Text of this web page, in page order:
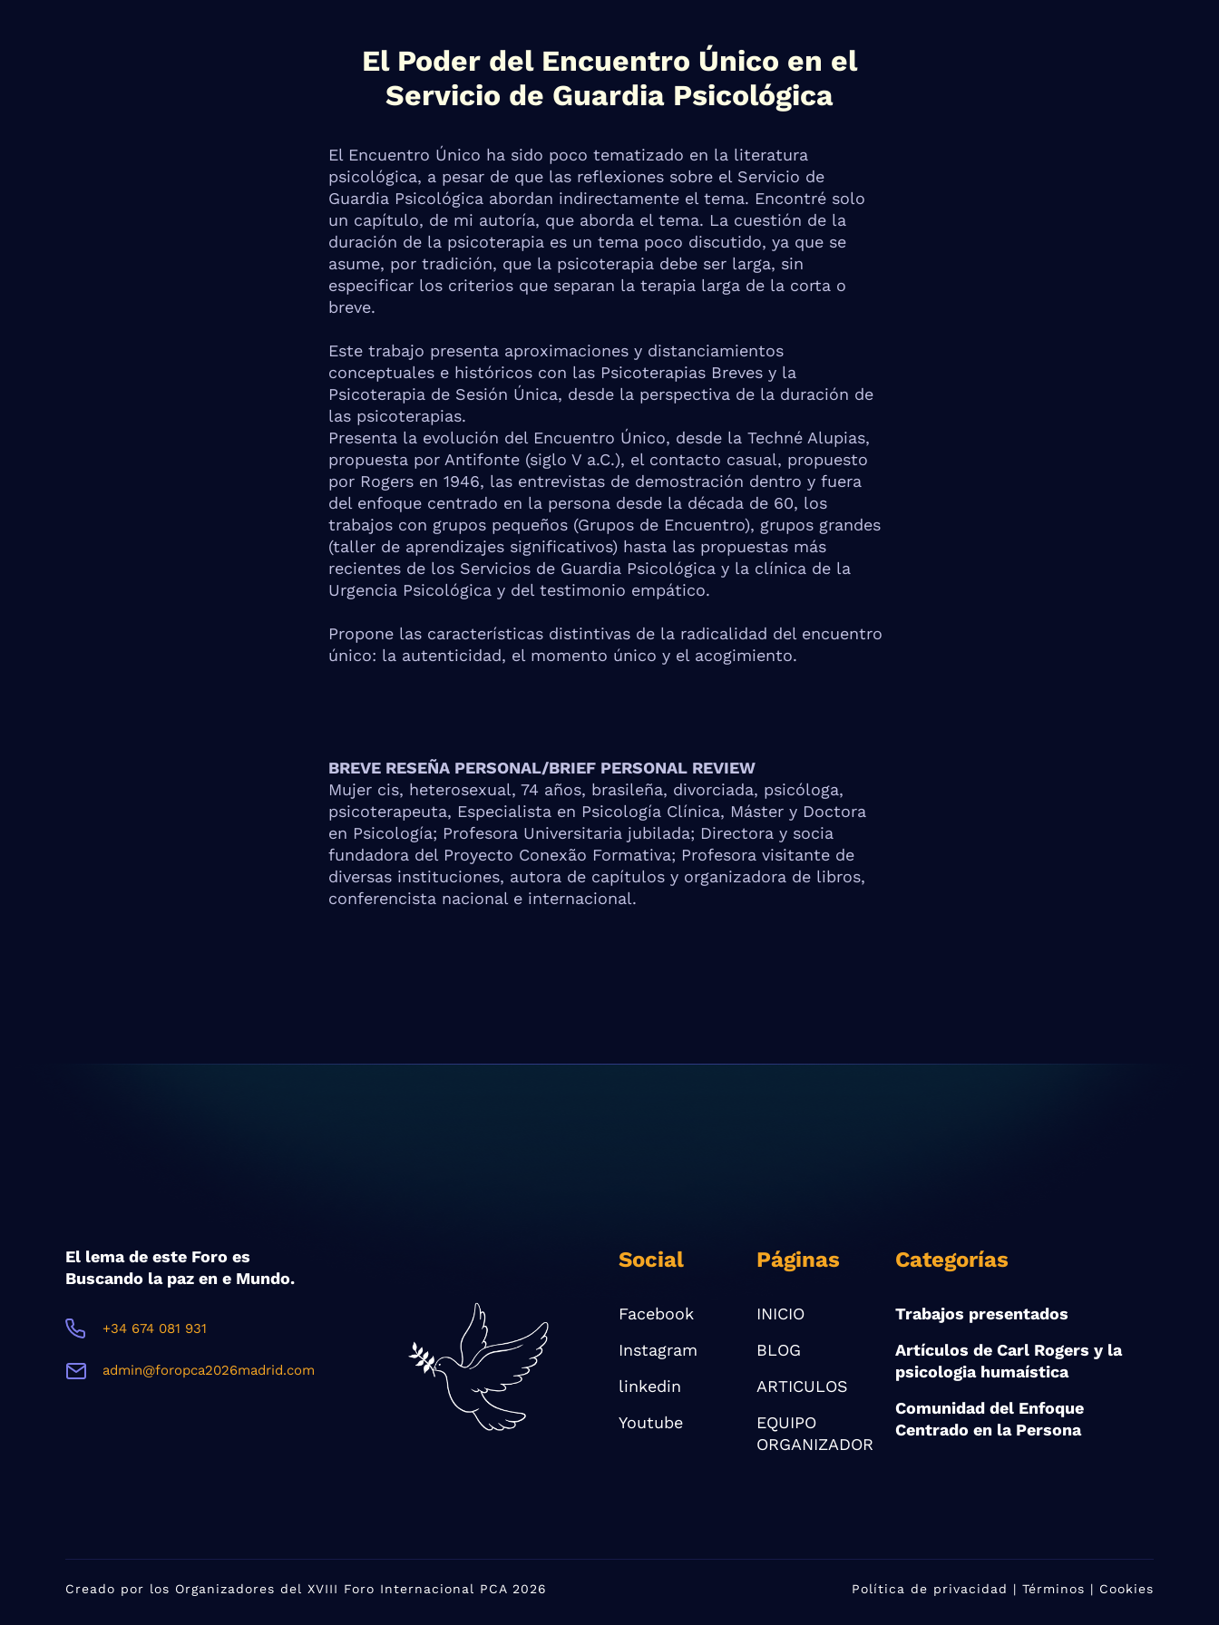
El Poder del Encuentro Único en el
Servicio de Guardia Psicológica
El Encuentro Único ha sido poco tematizado en la literatura
psicológica, a pesar de que las reflexiones sobre el Servicio de
Guardia Psicológica abordan indirectamente el tema. Encontré solo
un capítulo, de mi autoría, que aborda el tema. La cuestión de la
duración de la psicoterapia es un tema poco discutido, ya que se
asume, por tradición, que la psicoterapia debe ser larga, sin
especificar los criterios que separan la terapia larga de la corta o
breve.
Este trabajo presenta aproximaciones y distanciamientos
conceptuales e históricos con las Psicoterapias Breves y la
Psicoterapia de Sesión Única, desde la perspectiva de la duración de
las psicoterapias.
Presenta la evolución del Encuentro Único, desde la Techné Alupias,
propuesta por Antifonte (siglo V a.C.), el contacto casual, propuesto
por Rogers en 1946, las entrevistas de demostración dentro y fuera
del enfoque centrado en la persona desde la década de 60, los
trabajos con grupos pequeños (Grupos de Encuentro), grupos grandes
(taller de aprendizajes significativos) hasta las propuestas más
recientes de los Servicios de Guardia Psicológica y la clínica de la
Urgencia Psicológica y del testimonio empático.
Propone las características distintivas de la radicalidad del encuentro
único: la autenticidad, el momento único y el acogimiento.
BREVE RESEÑA PERSONAL/BRIEF PERSONAL REVIEW
Mujer cis, heterosexual, 74 años, brasileña, divorciada, psicóloga,
psicoterapeuta, Especialista en Psicología Clínica, Máster y Doctora
en Psicología; Profesora Universitaria jubilada; Directora y socia
fundadora del Proyecto Conexão Formativa; Profesora visitante de
diversas instituciones, autora de capítulos y organizadora de libros,
conferencista nacional e internacional.
El lema de este Foro es
Buscando la paz en e Mundo.
+34 674 081 931
admin@foropca2026madrid.com
Social
Facebook
Instagram
linkedin
Youtube
Páginas
INICIO
BLOG
ARTICULOS
EQUIPO
ORGANIZADOR
Categorías
Trabajos presentados
Artículos de Carl Rogers y la
psicologia humaística
Comunidad del Enfoque
Centrado en la Persona
Creado por los Organizadores del XVIII Foro Internacional PCA 2026 Política de privacidad | Términos | Cookies